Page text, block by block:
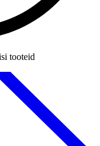
tooteid